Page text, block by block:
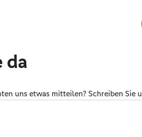
da
uns etwas mitteilen? Schreiben Sie